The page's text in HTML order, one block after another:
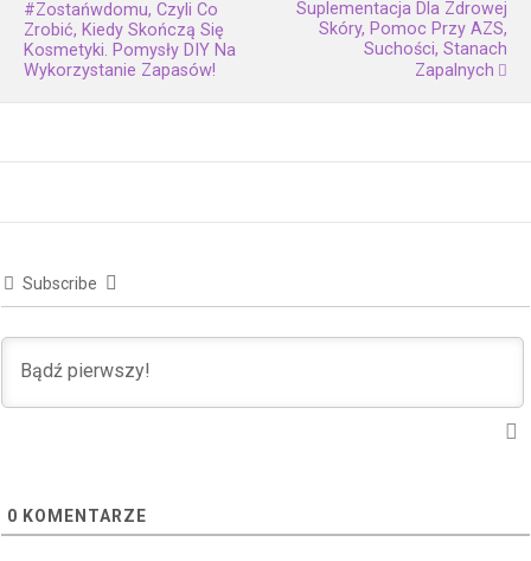
#zostańwdomu, Czyli Co
Zrobić, Kiedy Skończą Się
Kosmetyki. Pomysły DIY Na
Wykorzystanie Zapasów!
Suplementacja Dla Zdrowej
Skóry, Pomoc Przy AZS,
Suchości, Stanach
Zapalnych
Subscribe
0 KOMENTARZE